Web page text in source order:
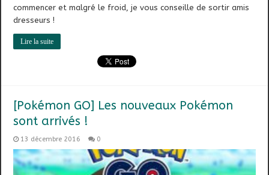
commencer et malgré le froid, je vous conseille de sortir amis
dresseurs !
Lire la suite
[Pokémon GO] Les nouveaux Pokémon
sont arrivés !
13 décembre 2016 0